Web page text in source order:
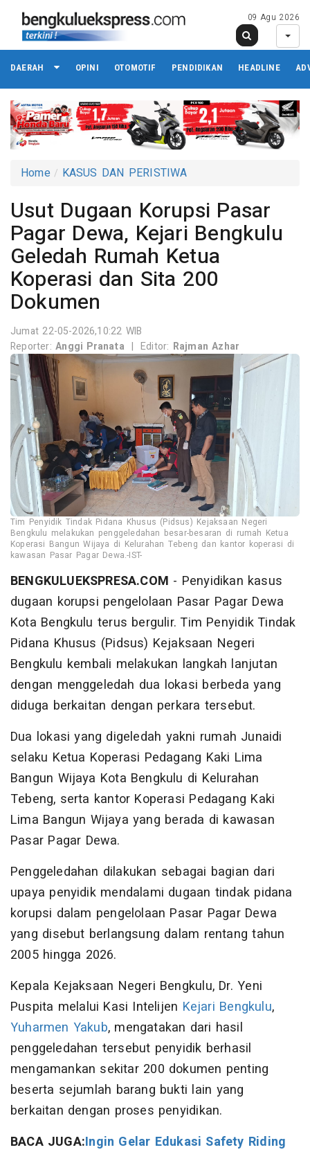
09 Agu 2026
DAERAH OPINI OTOMOTIF PENDIDIKAN HEADLINE
Home KASUS DAN PERISTIWA
Usut Dugaan Korupsi Pasar
Pagar Dewa, Kejari Bengkulu
Geledah Rumah Ketua
Koperasi dan Sita 200
Dokumen
Jumat 22-05-2026,10:22 WIB
Reporter:Anggi Pranata | Editor: Rajman Azhar
Tim Penyidik Tindak Pidana Khusus (Pidsus) Kejaksaan Negeri
Bengkulu melakukan penggeledahan besar-besaran di rumah Ketua
Koperasi Bangun Wijaya di Kelurahan Tebeng dan kantor koperasi di
kawasan Pasar Pagar Dewa.-IST-
BENGKULUEKSPRESA.COM - Penyidikan kasus
dugaan korupsi pengelolaan Pasar Pagar Dewa
Kota Bengkulu terus bergulir. Tim Penyidik Tindak
Pidana Khusus (Pidsus) Kejaksaan Negeri
Bengkulu kembali melakukan langkah lanjutan
dengan menggeledah dua lokasi berbeda yang
diduga berkaitan dengan perkara tersebut.
Dua lokasi yang digeledah yakni rumah Junaidi
selaku Ketua Koperasi Pedagang Kaki Lima
Bangun Wijaya Kota Bengkulu di Kelurahan
Tebeng, serta kantor Koperasi Pedagang Kaki
Lima Bangun Wijaya yang berada di kawasan
Pasar Pagar Dewa.
Penggeledahan dilakukan sebagai bagian dari
upaya penyidik mendalami dugaan tindak pidana
korupsi dalam pengelolaan Pasar Pagar Dewa
yang disebut berlangsung dalam rentang tahun
2005 hingga 2026.
Kepala Kejaksaan Negeri Bengkulu, Dr. Yeni
Puspita melalui Kasi Intelijen Kejari Bengkulu,
Yuharmen Yakub, mengatakan dari hasil
penggeledahan tersebut penyidik berhasil
mengamankan sekitar 200 dokumen penting
beserta sejumlah barang bukti lain yang
berkaitan dengan proses penyidikan.
BACA JUGA:Ingin Gelar Edukasi Safety Riding